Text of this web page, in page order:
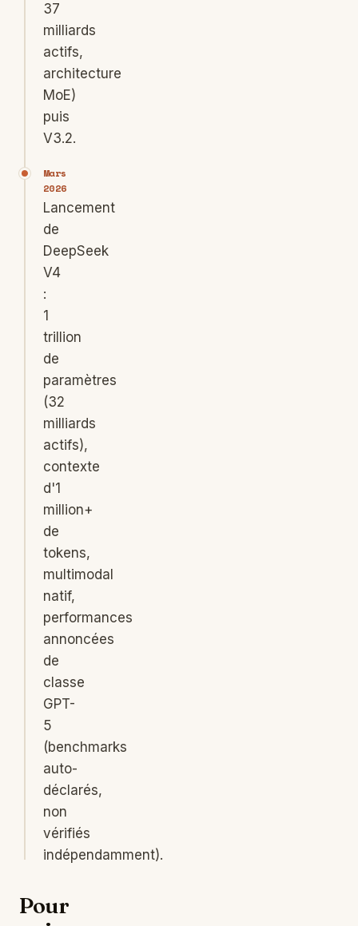
37
milliards
actifs,
architecture
MoE)
puis
V3.2.
Mars
2026
Lancement
de
DeepSeek
V4
:
1
trillion
de
paramètres
(32
milliards
actifs),
contexte
d'1
million+
de
tokens,
multimodal
natif,
performances
annoncées
de
classe
GPT-
5
(benchmarks
auto-
déclarés,
non
vérifiés
indépendamment).
Pour